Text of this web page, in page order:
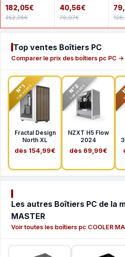
182,05€
352,28€
40,56€
76,97€
Top ventes Boîtiers PC
Comparer le prix des boîtiers pc PC →
N°1
TOP VENTE
Fractal Design
North XL
dès 154,99€
N°2
TOP VENTE
NZXT H5 Flow
2024
dès 69,99€
Les autres Boîtiers PC de la
MASTER
Voir toutes les boîtiers pc COOLER